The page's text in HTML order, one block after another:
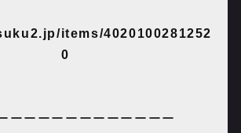
items/4020100281252
0
ーーーーーーーーーーーー